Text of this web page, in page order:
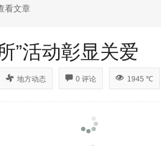
看文章
”活动彰显关爱
地方动态 0 评论 1945 ℃